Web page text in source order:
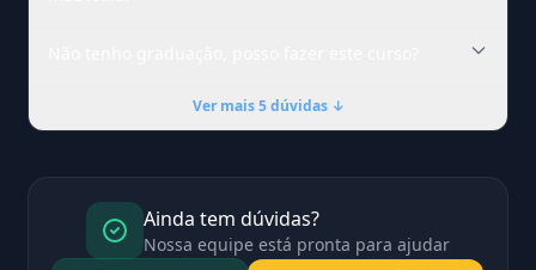
Ver mais 5 dúvidas ↓
Ainda tem dúvidas?
Nossa equipe está pronta para ajudar